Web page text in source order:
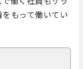
もって働いてい